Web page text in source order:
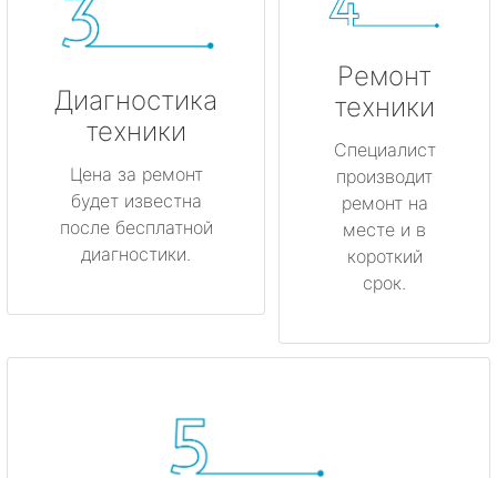
Диагностика
техники
Цена за ремонт
будет известна
после бесплатной
диагностики.
Ремонт
техники
Специалист
производит
ремонт на
месте и в
короткий
срок.